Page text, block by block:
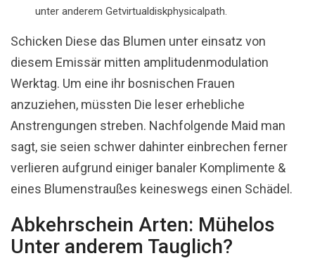
unter anderem Getvirtualdiskphysicalpath.
Schicken Diese das Blumen unter einsatz von
diesem Emissär mitten amplitudenmodulation
Werktag. Um eine ihr bosnischen Frauen
anzuziehen, müssten Die leser erhebliche
Anstrengungen streben. Nachfolgende Maid man
sagt, sie seien schwer dahinter einbrechen ferner
verlieren aufgrund einiger banaler Komplimente &
eines Blumenstraußes keineswegs einen Schädel.
Abkehrschein Arten: Mühelos
Unter anderem Tauglich?